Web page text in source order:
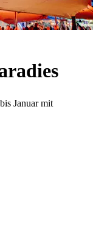
Januar mit